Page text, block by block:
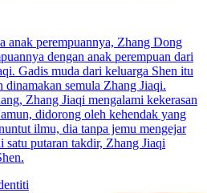
anak perempuannya, Zhang Dong
dengan anak perempuan dari
Gadis muda dari keluarga Shen itu
semula Zhang Jiaqi.
Zhang Jiaqi mengalami kekerasan
didorong oleh kehendak yang
ilmu, dia tanpa jemu mengejar
putaran takdir, Zhang Jiaqi